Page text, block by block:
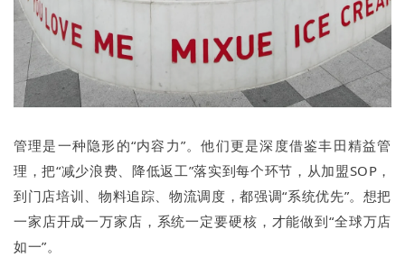
管理是一种隐形的“内容力”。他们更是深度借鉴丰田精益管
理，把“减少浪费、降低返工”落实到每个环节，从加盟SOP，
到门店培训、物料追踪、物流调度，都强调“系统优先”。想把
一家店开成一万家店，系统一定要硬核，才能做到“全球万店
如一”。